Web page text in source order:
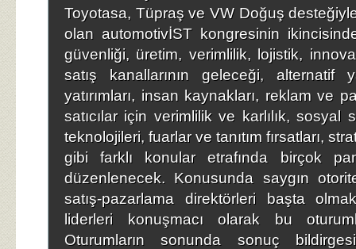
Toyotasa, Tüpraş ve VW Doğuş
olan automotivİST kongresinin
güvenliği, üretim, verimlilik, lojistik,
satış kanallarının geleceği, alternatif
yatırımları, insan kaynakları, reklam ve
satıcılar için verimlilik ve karlılık, sosyal
teknolojileri, fuarlar ve tanıtım fırsatları,
gibi farklı konular etrafında birçok
düzenlenecek. Konusunda saygın
satış-pazarlama direktörleri başta
liderleri konuşmacı olarak bu
Oturumların sonunda sonuç